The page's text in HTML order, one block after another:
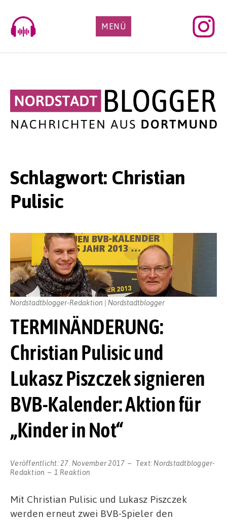
content
MENÜ
Schlagwort: Christian
Pulisic
TERMINÄNDERUNG:
Christian Pulisic und
Lukasz Piszczek signieren
BVB-Kalender: Aktion für
„Kinder in Not“
Veröffentlicht:27. November 2017 Text: Nordstadtblogger-
Redaktion
1 Reaktion
Nordstadtblogger-Redaktion | Nordstadtblogger
Mit Christian Pulisic und Lukasz Piszczek
werden erneut zwei BVB-Spieler den